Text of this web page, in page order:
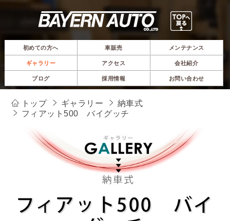
初めての方へ 車販売 メンテナンス
ギャラリー アクセス 会社紹介
ブログ 採用情報 お問い合わせ
トップ ギャラリー
納車式
フィアット500 バイグッチ
フィアット500 バイ